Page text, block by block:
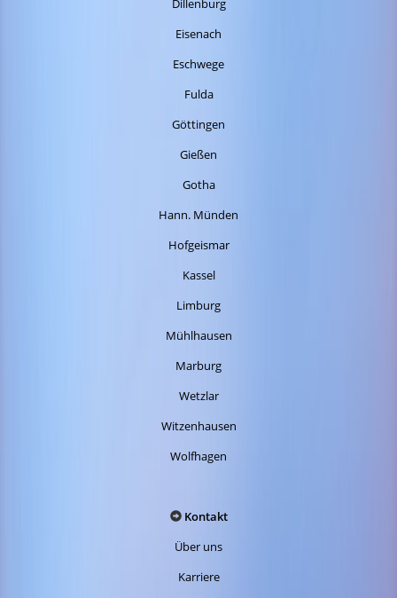
Dillenburg
Eisenach
Eschwege
Fulda
Göttingen
Gießen
Gotha
Hann. Münden
Hofgeismar
Kassel
Limburg
Mühlhausen
Marburg
Wetzlar
Witzenhausen
Wolfhagen
Kontakt
Über uns
Karriere